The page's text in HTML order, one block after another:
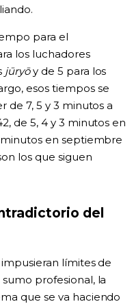
para el
los luchadores
jūryōy de 5 para los
esos tiempos se
de 7, 5 y 3 minutos a
de 5, 4 y 3 minutos en
en septiembre
los que siguen
del
límites de
profesional, la
que se va haciendo